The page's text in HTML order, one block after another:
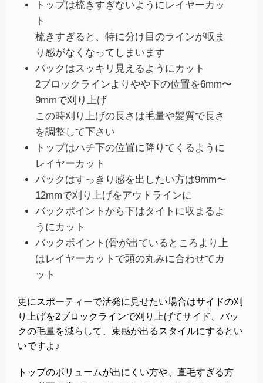
トップは梳きすぎないようにレイヤーカッ
ト
梳きすぎると、特に分け目のラインが収ま
り感がなくなってしまいます
バックはスッキリ見えるようにカット
2ブロックラインよりやや下の位置を6mm〜
9mmで刈り上げ
この時刈り上げの長さは毛量や髪質で長さ
を調整して下さい
トップはハチ下の位置に降りてくるように
レイヤーカット
バックはすっきり感を出したい方は9mm〜
12mmで刈り上げをアウトラインに
バックポイントから下はタイトに収まるよ
うにカット
バックポイント(骨が出ているところより上
はレイヤーカットで頭の丸みに合わせてカ
ット
更にスポーティーで活発に見せたい場合はサイドの刈
り上げを2ブロックラインで刈り上げてサイド、バッ
クの毛量を減らして、束感が出るスタイルにするとい
いですよ♪
トップのボリュームが出にくい方や、直毛すぎる方